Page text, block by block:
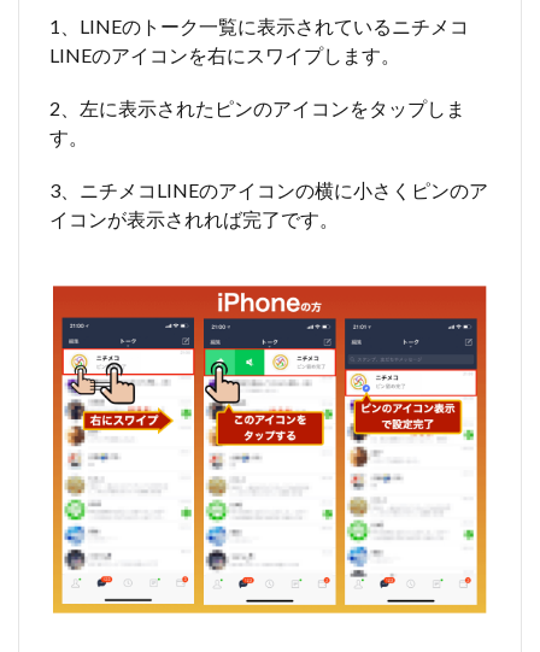
1、LINEのトーク一覧に表示されているニチメコ
LINEのアイコンを右にスワイプします。
2、左に表示されたピンのアイコンをタップしま
す。
3、ニチメコLINEのアイコンの横に小さくピンのア
イコンが表示されれば完了です。